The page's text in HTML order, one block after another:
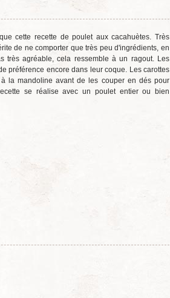
cette recette de poulet aux cacahuètes. Très
de ne comporter que très peu d'ingrédients, en
très agréable, cela ressemble à un ragout. Les
préférence encore dans leur coque. Les carottes
la mandoline avant de les couper en dés pour
se réalise avec un poulet entier ou bien